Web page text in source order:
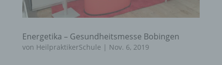
Energetika – Gesundheitsmesse Bobingen
von HeilpraktikerSchule | Nov. 6, 2019